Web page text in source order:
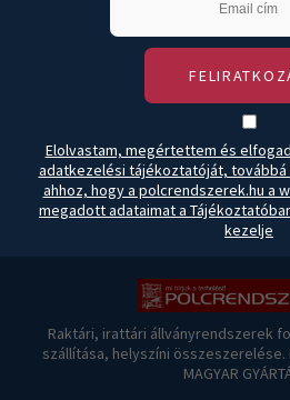
Elolvastam, megértettem és
adatkezelési tájékoztatóját,
ahhoz, hogy a polcrendszerek.hu a
megadott adataimat a
kezelje
Raktári, irattári állványrendszerek
szállítása, helyszíni
MAGYAR